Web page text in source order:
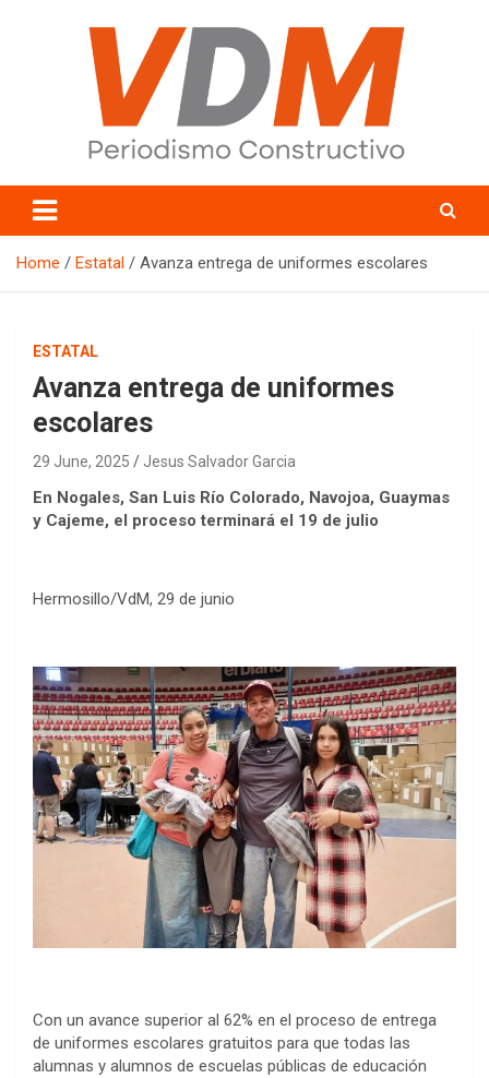
valledelmayo.com
Home Estatal Avanza entrega de uniformes escolares
ESTATAL
Avanza entrega de uniformes
escolares
29 June, 2025 Jesus Salvador Garcia
En Nogales, San Luis Río Colorado, Navojoa, Guaymas
y Cajeme, el proceso terminará el 19 de julio
Hermosillo/VdM, 29 de junio
Con un avance superior al 62% en el proceso de entrega
de uniformes escolares gratuitos para que todas las
alumnas y alumnos de escuelas públicas de educación